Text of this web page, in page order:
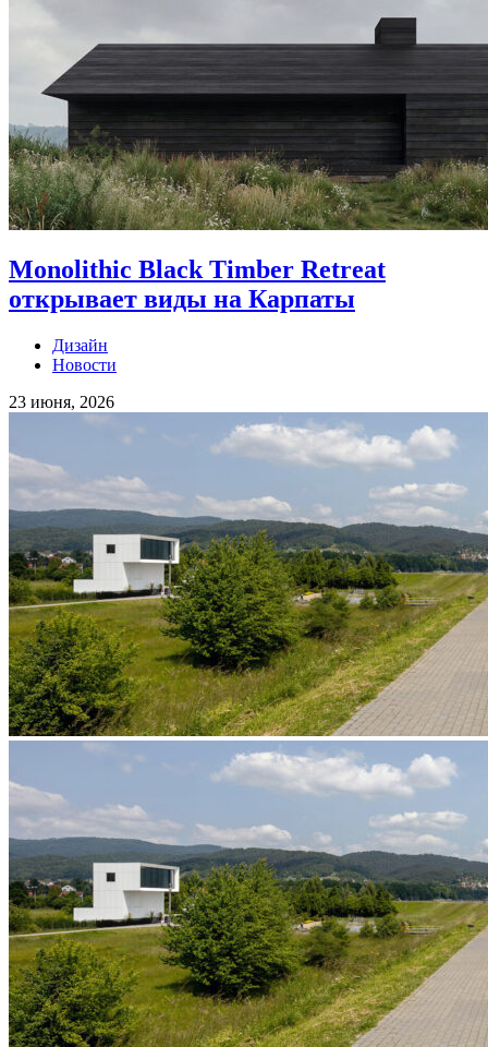
Monolithic Black Timber Retreat
открывает виды на Карпаты
Дизайн
Новости
23 июня, 2026